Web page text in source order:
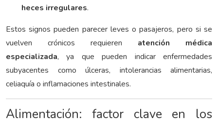
heces irregulares.
Estos signos pueden parecer leves o pasajeros, pero si se
vuelven crónicos requieren atención médica
especializada, ya que pueden indicar enfermedades
subyacentes como úlceras, intolerancias alimentarias,
celiaquía o inflamaciones intestinales.
Alimentación: factor clave en los